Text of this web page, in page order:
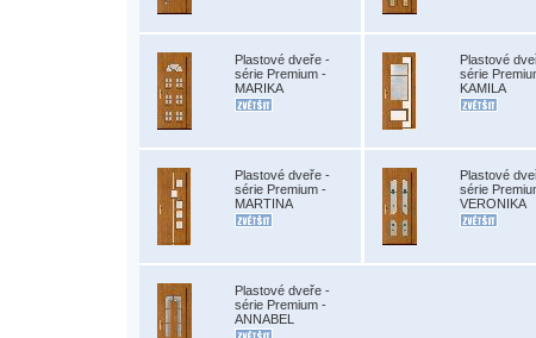
Plastové dveře -
série Premium -
MARIKA
Plastové
série
KAMILA
Plastové dveře -
série Premium -
MARTINA
Plastové
série
VERONIKA
Plastové dveře -
série Premium -
ANNABEL